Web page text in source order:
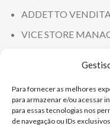
Para fornecer as melhores
para armazenar e/ou acessar
para essas tecnologias nos
de navegação ou IDs
ADDETTO
VICE STORE
ADDETTI VENDITA
VICE STORE